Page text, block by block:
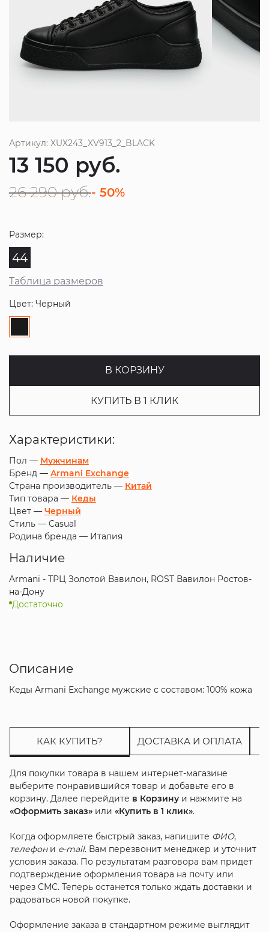
Артикул: XUX243_XV913_2_BLACK
13 150 руб.
26 290 руб.- 50%
Размер:
44
Таблица размеров
Цвет: Черный
В КОРЗИНУ
КУПИТЬ В 1 КЛИК
Характеристики:
Пол — Мужчинам
Бренд — Armani Exchange
Страна производитель — Китай
Тип товара — Кеды
Цвет — Черный
Стиль — Casual
Родина бренда — Италия
Наличие
Armani - ТРЦ Золотой Вавилон, ROST Вавилон Ростов-
на-Дону
Достаточно
Описание
Кеды Armani Exchange мужские с составом: 100% кожа
КАК КУПИТЬ? ДОСТАВКА И ОПЛАТА
Для покупки товара в нашем интернет-магазине
выберите понравившийся товар и добавьте его в
корзину. Далее перейдите в Корзинуи нажмите на
«Оформить заказ»или «Купить в 1 клик».
Когда оформляете быстрый заказ, напишите ФИО,
телефони e-mail. Вам перезвонит менеджер и уточнит
условия заказа. По результатам разговора вам придет
подтверждение оформления товара на почту или
через СМС. Теперь останется только ждать доставки и
радоваться новой покупке.
Оформление заказа в стандартном режиме выглядит